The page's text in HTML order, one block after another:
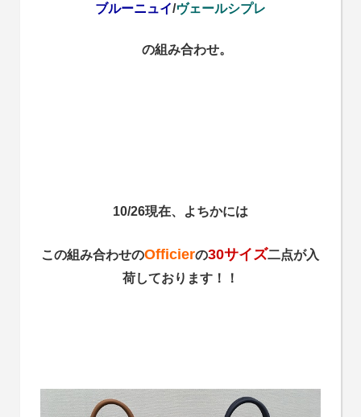
ブルーニュイ/ヴェールシプレ
の組み合わせ。
10/26現在、よちかには
この組み合わせのOfficierの30サイズ二点が入
荷しております！！